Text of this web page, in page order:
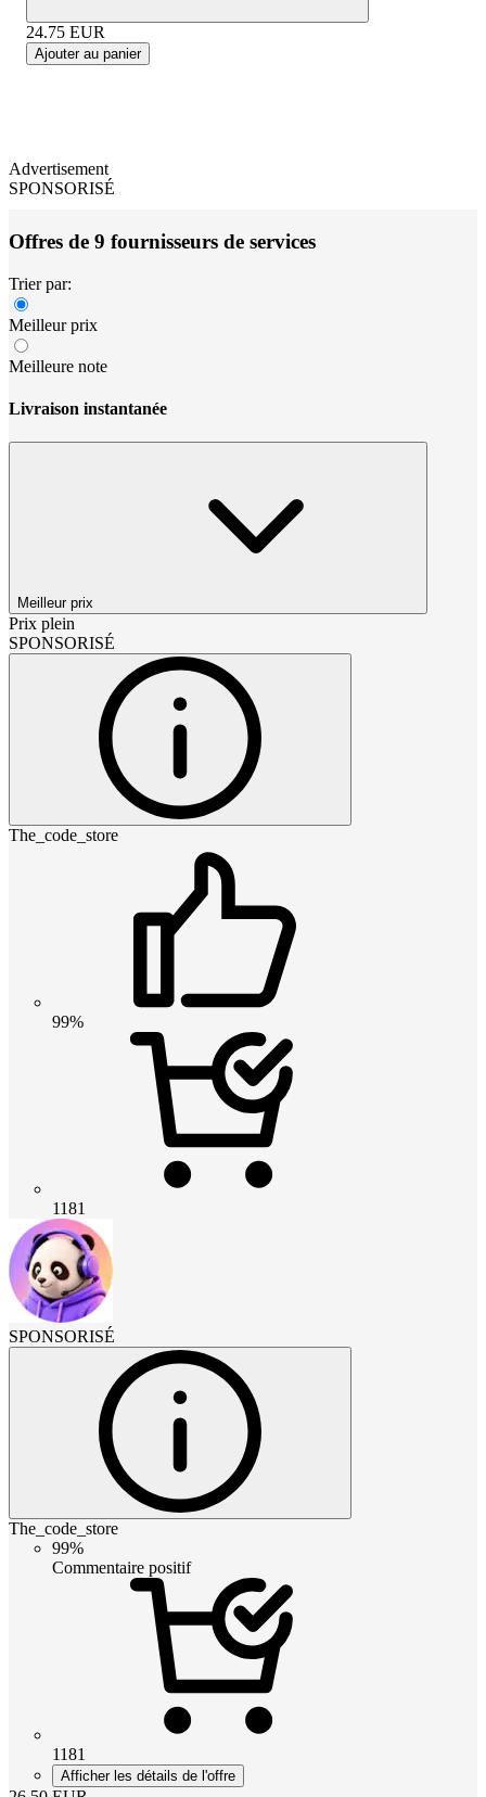
24.75 EUR
Ajouter au panier
Advertisement
SPONSORISÉ
Offres de 9 fournisseurs de services
Trier par:
Meilleur prix
Meilleure note
Livraison instantanée
Meilleur prix
Prix plein
SPONSORISÉ
The_code_store
99%
1181
SPONSORISÉ
The_code_store
99%
Commentaire positif
1181
Afficher les détails de l'offre